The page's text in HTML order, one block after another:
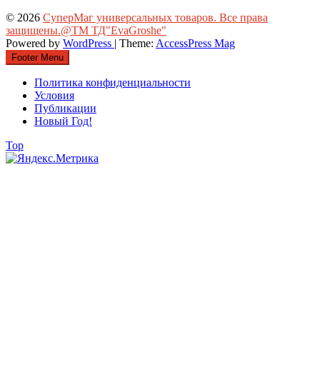
© 2026 СуперМаг универсальных товаров. Все права
защищены.@ТМ ТД"EvaGroshe"
Powered by WordPress | Theme: AccessPress Mag
Footer Menu
Политика конфиденциальности
Условия
Публикации
Новый Год!
Top